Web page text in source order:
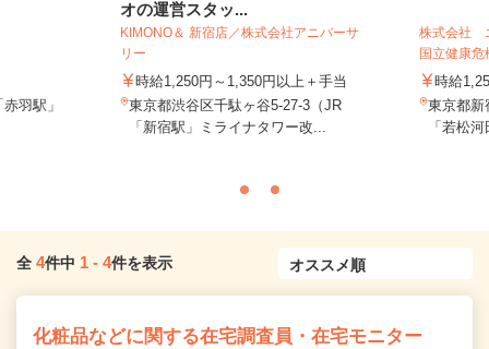
羽駅」
オの運営スタッ...
KIMONO＆ 新宿店／株式会社アニバーサ
リー
時給1,250円～1,350円以上＋手当
東京都渋谷区千駄ヶ谷5-27-3（JR
「新宿駅」ミライナタワー改...
株式会社
国立健康危
時給
東京都新
「若松
全 4件中 1 - 4件を表示
化粧品などに関する在宅調査員・在宅モニター